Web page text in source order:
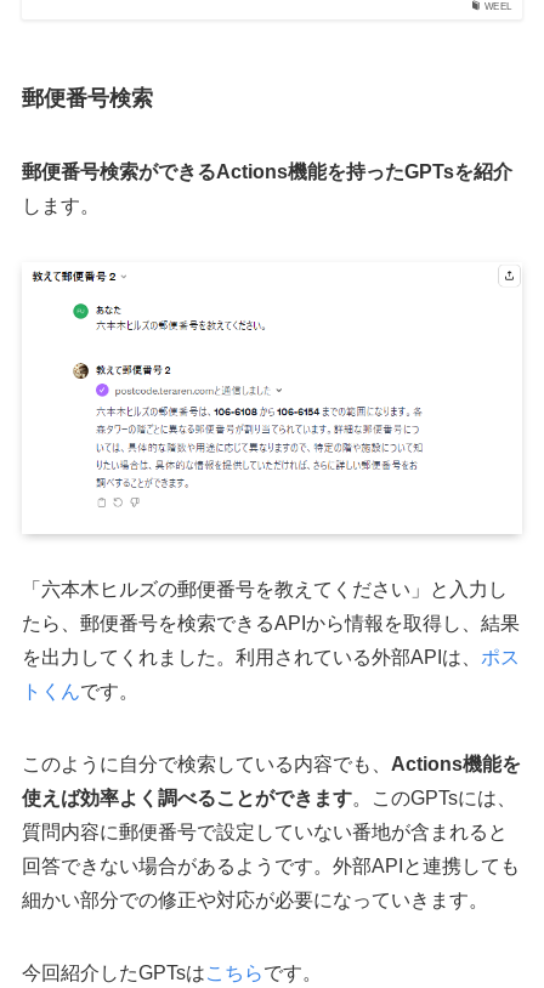
WEEL
郵便番号検索
郵便番号検索ができるActions機能を持ったGPTsを紹介
します。
「六本木ヒルズの郵便番号を教えてください」と入力し
たら、郵便番号を検索できるAPIから情報を取得し、結果
を出力してくれました。利用されている外部APIは、 ポス
トくんです。
このように自分で検索している内容でも、 Actions機能を
使えば効率よく調べることができます。このGPTsには、
質問内容に郵便番号で設定していない番地が含まれると
回答できない場合があるようです。外部APIと連携しても
細かい部分での修正や対応が必要になっていきます。
今回紹介したGPTsはこちらです。